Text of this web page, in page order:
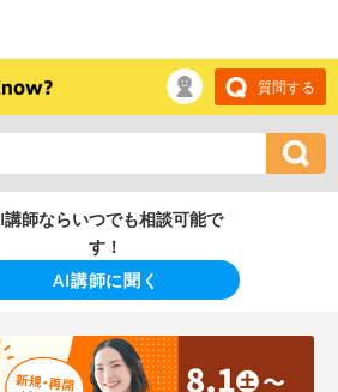
質問する
講師ならいつでも相談可能で
す！
AI講師に聞く